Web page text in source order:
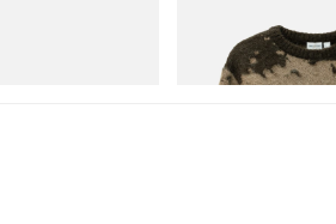
Mohair Splatter Sweater
Acheter maintenant